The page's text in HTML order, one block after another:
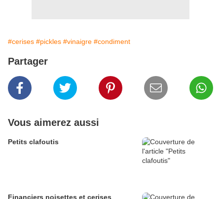
#cerises #pickles #vinaigre #condiment
Partager
Vous aimerez aussi
Petits clafoutis
Financiers noisettes et cerises